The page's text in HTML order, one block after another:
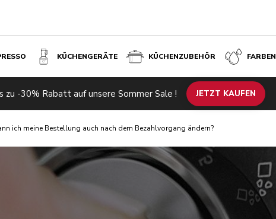
KÜCHENGERÄTE KÜCHENZUBEHÖR FARBEN
zu -30% Rabatt auf unsere Sommer Sale ! JETZT KAUFEN
ich meine Bestellung auch nach dem Bezahlvorgang ändern?